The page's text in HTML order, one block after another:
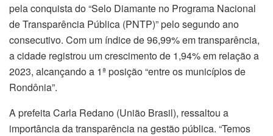
pela conquista do “Selo Diamante no Programa Nacional
de Transparência Pública (PNTP)” pelo segundo ano
consecutivo. Com um índice de 96,99% em transparência,
a cidade registrou um crescimento de 1,94% em relação a
2023, alcançando a 1ª posição “entre os municípios de
Rondônia”.
A prefeita Carla Redano (União Brasil), ressaltou a
importância da transparência na gestão pública. “Temos